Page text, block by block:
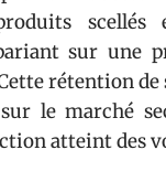
scellés
sur une
rétention
le marché
atteint des